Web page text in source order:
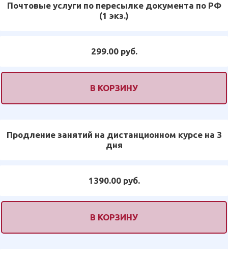
Почтовые услуги по пересылке документа по РФ
(1 экз.)
299.00 руб.
В КОРЗИНУ
Продление занятий на дистанционном курсе на 3
дня
1390.00 руб.
В КОРЗИНУ